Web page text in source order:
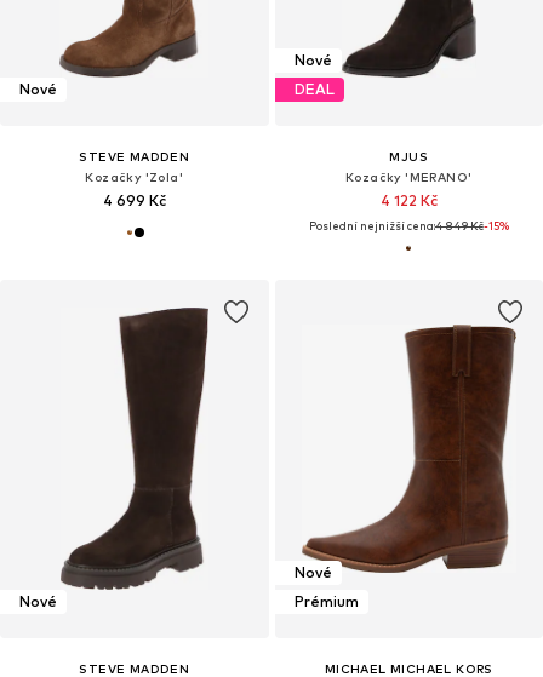
Nové
STEVE MADDEN
Kozačky 'Zola'
4 699 Kč
Nové
DEAL
MJUS
Kozačky 'MERANO'
4 122 Kč
Poslední nejnižší cena:4 849 Kč-15%
Nové
STEVE MADDEN
Nové
Prémium
MICHAEL MICHAEL KORS